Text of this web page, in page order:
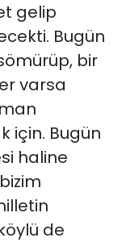
gelip
Bugün
bir
varsa
için. Bugün
haline
de